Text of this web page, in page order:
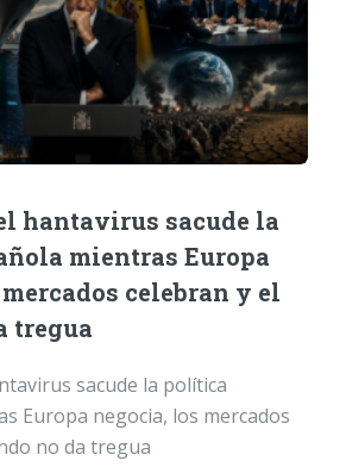
hantavirus sacude la
mientras Europa
celebran y el
tregua
sacude la política
Europa negocia, los mercados
no da tregua